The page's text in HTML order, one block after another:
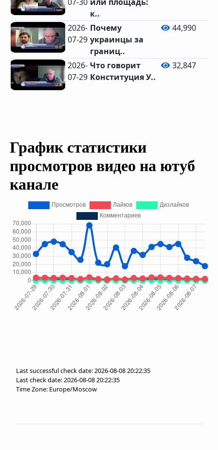
к..
2026-
07-29
Почему
украинцы за
границ..
44,990
2026-
07-29
Что говорит
Конституция У..
32,847
График статистики
просмотров видео на ютуб
канале
Last successful check date: 2026-08-08 20:22:35
Last check date: 2026-08-08 20:22:35
Time Zone: Europe/Moscow